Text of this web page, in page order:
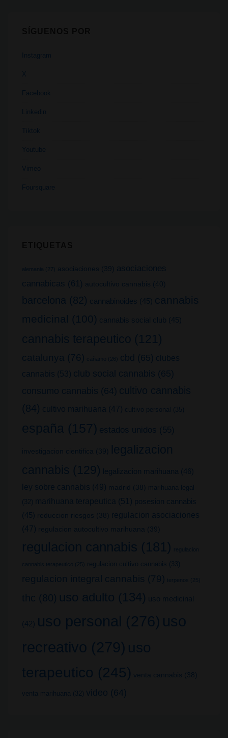
Instagram
X
Facebook
Linkedin
Tiktok
Youtube
Vimeo
Foursquare
alemania (27) asociaciones (39)
asociaciones
cannabicas (61) autocultivo cannabis (40)
barcelona (82) cannabinoides (45) cannabis
medicinal (100) cannabis social club (45)
cannabis terapeutico (121)
catalunya (76) cañamo (26) cbd (65) clubes
cannabis (53) club social cannabis (65)
consumo cannabis (64) cultivo cannabis
(84) cultivo marihuana (47) cultivo personal (35)
españa (157) estados unidos (55)
investigacion cientifica (39)
legalizacion
cannabis (129) legalizacion marihuana (46)
ley sobre cannabis (49) madrid (38)
marihuana legal
(32)
marihuana terapeutica (51) posesion cannabis
(45) reduccion riesgos (38)
regulacion asociaciones
(47) regulacion autocultivo marihuana (39)
regulacion cannabis (181) regulacion
cannabis terapeutico (25) regulacion cultivo cannabis (33)
regulacion integral cannabis (79) terpenos (25)
thc (80) uso adulto (134) uso medicinal
(42) uso personal (276) uso
recreativo (279) uso
terapeutico (245) venta cannabis (38)
venta marihuana (32) video (64)